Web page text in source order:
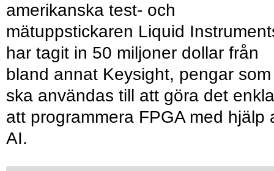
amerikanska test- och
mätuppstickaren Liquid
har tagit in 50 miljoner dollar från
bland annat Keysight, pengar som
ska användas till att göra det
att programmera FPGA med hjälp
AI.